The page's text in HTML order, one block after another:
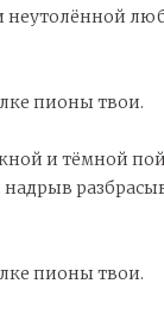
неутолённой
пионы твои.
и тёмной
пионы твои.